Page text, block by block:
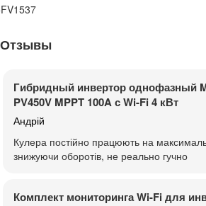
Отзывы
Гибридный инвертор однофазный
PV450V MPPT 100A с Wi-Fi 4 кВт
Андрій
Кулера постійно працюють на
знижуючи оборотів, не реально гучно
Комплект мониторинга Wi-Fi для